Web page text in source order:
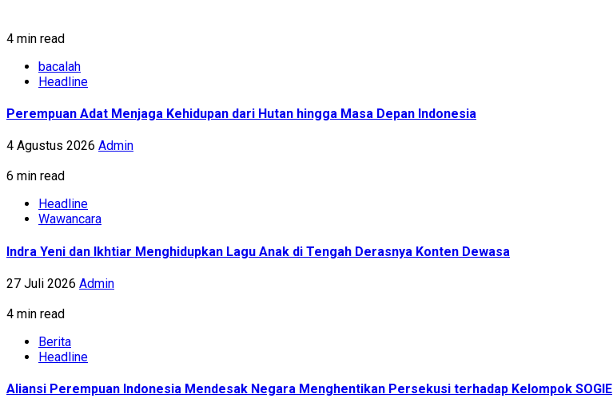
4 min read
bacalah
Headline
Perempuan Adat Menjaga Kehidupan dari Hutan hingga Masa Depan Indonesia
4 Agustus 2026 Admin
6 min read
Headline
Wawancara
Indra Yeni dan Ikhtiar Menghidupkan Lagu Anak di Tengah Derasnya Konten Dewasa
27 Juli 2026 Admin
4 min read
Berita
Headline
Aliansi Perempuan Indonesia Mendesak Negara Menghentikan Persekusi terhadap Kelompok SOGIE